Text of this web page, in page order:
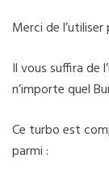
Merci de
Il vous suffira de
n’importe quel
Ce turbo est
parmi :